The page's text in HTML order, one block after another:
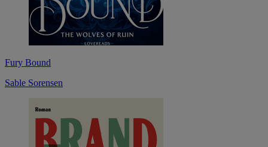
Fury Bound
Sable Sorensen